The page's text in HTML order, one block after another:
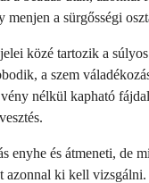
menjen a sürgősségi
közé tartozik a
a szem
nélkül kapható
enyhe és átmeneti, de
azonnal ki kell vizsgálni.